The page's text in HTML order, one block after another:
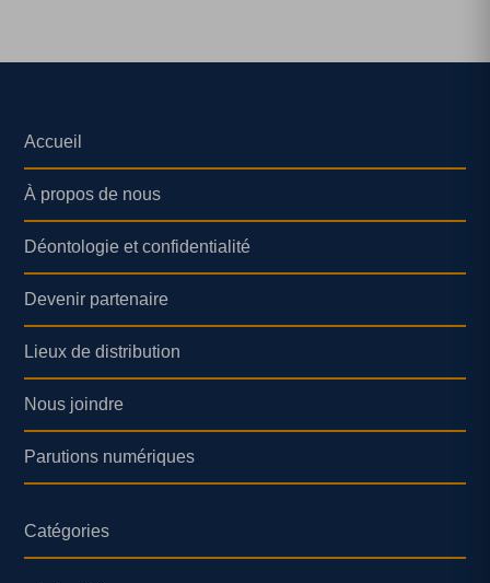
Accueil
À propos de nous
Déontologie et confidentialité
Devenir partenaire
Lieux de distribution
Nous joindre
Parutions numériques
Catégories